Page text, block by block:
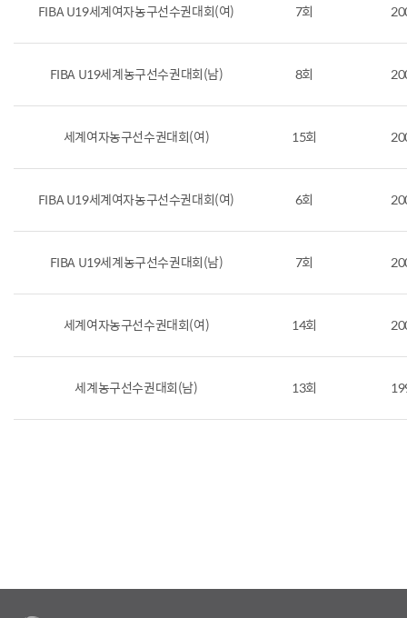
FIBA U19세계여자농구선수권대회(여) 7회
FIBA U19세계농구선수권대회(남) 8회
세계여자농구선수권대회(여) 15회
FIBA U19세계여자농구선수권대회(여) 6회
FIBA U19세계농구선수권대회(남) 7회
세계여자농구선수권대회(여) 14회
세계농구선수권대회(남) 13회